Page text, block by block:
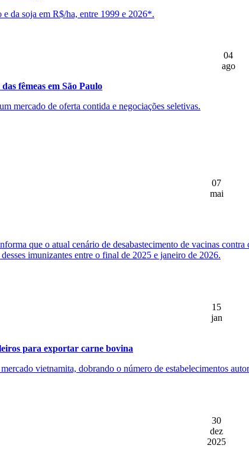
da soja em R$/ha, entre 1999 e 2026*.
04
ago
fêmeas em São Paulo
mercado de oferta contida e negociações seletivas.
07
mai
que o atual cenário de desabastecimento de vacinas
imunizantes entre o final de 2025 e janeiro de 2026.
15
jan
para exportar carne bovina
vietnamita, dobrando o número de estabelecimentos
30
dez
2025